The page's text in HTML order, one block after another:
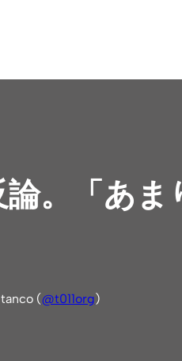
。「あま
(@t011org)